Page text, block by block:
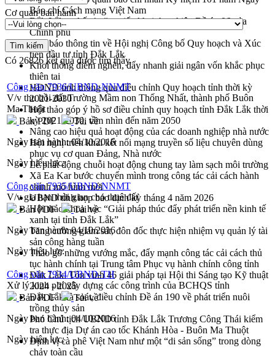
Báo chí Cách mạng Việt Nam
Đắk Lắk sơ kết 4 năm triển khai thực hiện Đề án 06 của
Chính phủ
Họp báo thông tin về Hội nghị Công bố Quy hoạch và Xúc
tiến đầu tư tỉnh Đắk Lắk
Khơi thông điểm nghẽn, đẩy nhanh giải ngân vốn khắc phục
thiên tai
HĐND tỉnh thông qua điều chỉnh Quy hoạch tỉnh thời kỳ
2021-2030
Hội thảo góp ý hồ sơ điều chỉnh quy hoạch tỉnh Đắk Lắk thời
kỳ 2021-2030, tầm nhìn đến năm 2050
Nâng cao hiệu quả hoạt động của các doanh nghiệp nhà nước
Hội nghị triển khai kết nối mạng truyền số liệu chuyên dùng
phục vụ cơ quan Đảng, Nhà nước
Lễ phát động chuỗi hoạt động chung tay làm sạch môi trường
Xã Ea Kar bước chuyển mình trong công tác cải cách hành
chính mô hình mới
UBND tỉnh họp báo định kỳ tháng 4 năm 2026
Hội thảo khoa học “Giải pháp thúc đẩy phát triển nền kinh tế
xanh tại tỉnh Đắk Lắk”
Tăng cường giám sát, đôn đốc thực hiện nhiệm vụ quản lý tài
sản công hàng tuần
Tháo gỡ những vướng mắc, đẩy mạnh công tác cải cách thủ
tục hành chính tại Trung tâm Phục vụ hành chính công tỉnh
Đắk Lắk: Tôn vinh 46 giải pháp tại Hội thi Sáng tạo Kỹ thuật
2024 - 2025
Đắk Lắk rà soát, điều chỉnh Đề án 190 về phát triển nuôi
trồng thủy sản
Phó Chủ tịch UBND tỉnh Đắk Lắk Trương Công Thái kiểm
tra thực địa Dự án cao tốc Khánh Hòa - Buôn Ma Thuột
Định vị cà phê Việt Nam như một “di sản sống” trong dòng
chảy toàn cầu
Cơ quan ban hành
Có 26826kết quả được tìm thấy
Công văn 7936/UBND-NNMT
V/v thu hồi đất Trường Mầm non Thống Nhất, thành phố Buôn
Ma Thuột
Bản PDF
Tải về
Ngày ban hành:04/10/2016
Ngày hiệu lực:
Công văn 7935/UBND-NNMT
V/v gia hạn thời gian cho thuê đất
Bản PDF
Tải về
Ngày ban hành:04/10/2016
Ngày hiệu lực:
Công văn 7934/UBND-TH
Xử lý kinh phí xây dựng các công trình của BCHQS tỉnh
Bản PDF
Tải về
Ngày ban hành:04/10/2016
Ngày hiệu lực: